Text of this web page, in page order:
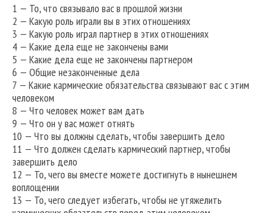
1 — То, что связывало вас в прошлой жизни
2 — Какую роль играли вы в этих отношениях
3 — Какую роль играл партнер в этих отношениях
4 — Какие дела еще не закончены вами
5 — Какие дела еще не закончены партнером
6 — Общие незаконченные дела
7 — Какие кармические обязательства связывают вас с этим
человеком
8 — Что человек может вам дать
9 — Что он у вас может отнять
10 — Что вы должны сделать, чтобы завершить дело
11 — Что должен сделать кармический партнер, чтобы
завершить дело
12 — То, чего вы вместе можете достигнуть в нынешнем
воплощении
13 — То, чего следует избегать, чтобы не утяжелить